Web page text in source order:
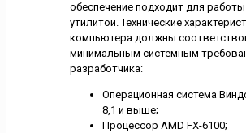
обеспечение подходит для работы
утилитой. Технические
компьютера должны
минимальным системным
разработчика:
Операционная система
8,1 и выше;
Процессор AMD FX-6100;